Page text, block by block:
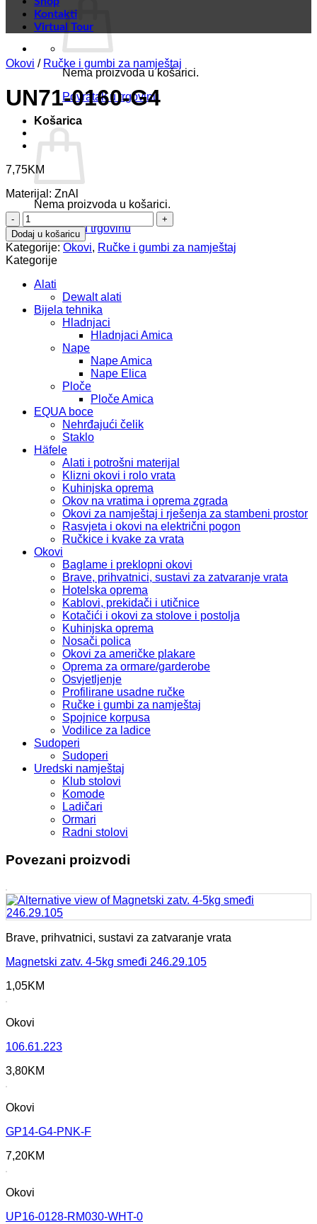
Nema proizvoda u košarici.
Povratak u trgovinu
Košarica
Nema proizvoda u košarici.
Povratak u trgovinu
Kontakti
Virtual Tour
Okovi / Ručke i gumbi za namještaj
UN71-0160-G4
7,75KM
Materijal: ZnAl
UN71-
0160-
G4
količina
Dodaj u košaricu
Kategorije: Okovi, Ručke i gumbi za namještaj
Kategorije
Alati
Dewalt alati
Bijela tehnika
Hladnjaci
Hladnjaci Amica
Nape
Nape Amica
Nape Elica
Ploče
Ploče Amica
EQUA boce
Nehrđajući čelik
Staklo
Häfele
Alati i potrošni materijal
Klizni okovi i rolo vrata
Kuhinjska oprema
Okov na vratima i oprema zgrada
Okovi za namještaj i rješenja za stambeni prostor
Rasvjeta i okovi na električni pogon
Ručkice i kvake za vrata
Okovi
Baglame i preklopni okovi
Brave, prihvatnici, sustavi za zatvaranje vrata
Hotelska oprema
Kablovi, prekidači i utičnice
Kotačići i okovi za stolove i postolja
Kuhinjska oprema
Nosači polica
Okovi za američke plakare
Oprema za ormare/garderobe
Osvjetljenje
Profilirane usadne ručke
Ručke i gumbi za namještaj
Spojnice korpusa
Vodilice za ladice
Sudoperi
Sudoperi
Uredski namještaj
Klub stolovi
Komode
Ladičari
Ormari
Radni stolovi
Povezani proizvodi
Brave, prihvatnici, sustavi za zatvaranje vrata
Magnetski zatv. 4-5kg smeđi 246.29.105
1,05KM
Okovi
106.61.223
3,80KM
Okovi
GP14-G4-PNK-F
7,20KM
Okovi
UP16-0128-RM030-WHT-0